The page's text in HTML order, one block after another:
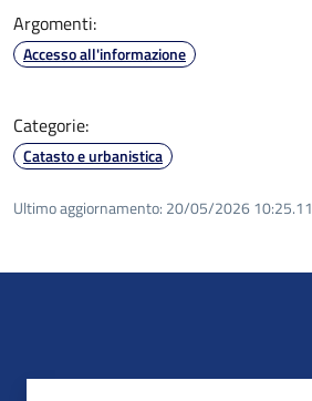
Argomenti:
Accesso all'informazione
Categorie:
Catasto e urbanistica
Ultimo aggiornamento: 20/05/2026 10:25.11